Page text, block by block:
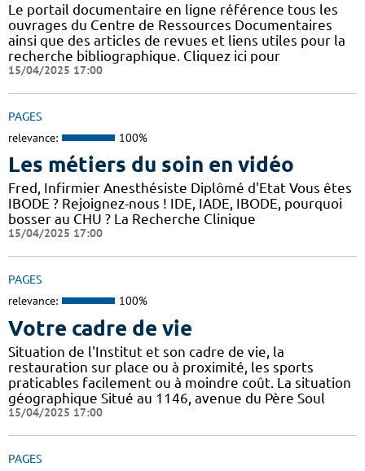
Le portail documentaire en ligne référence tous les
ouvrages du Centre de Ressources Documentaires
ainsi que des articles de revues et liens utiles pour la
recherche bibliographique. Cliquez ici pour
15/04/2025 17:00
PAGES
relevance: 100%
Les métiers du soin en vidéo
Fred, Infirmier Anesthésiste Diplômé d'Etat Vous êtes
IBODE ? Rejoignez-nous ! IDE, IADE, IBODE, pourquoi
bosser au CHU ? La Recherche Clinique
15/04/2025 17:00
PAGES
relevance: 100%
Votre cadre de vie
Situation de l'Institut et son cadre de vie, la
restauration sur place ou à proximité, les sports
praticables facilement ou à moindre coût. La situation
géographique Situé au 1146, avenue du Père Soul
15/04/2025 17:00
PAGES